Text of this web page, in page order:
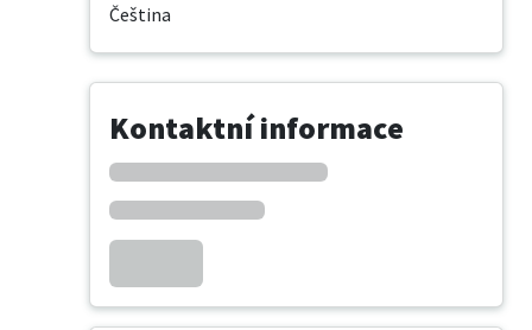
Čeština
Kontaktní informace